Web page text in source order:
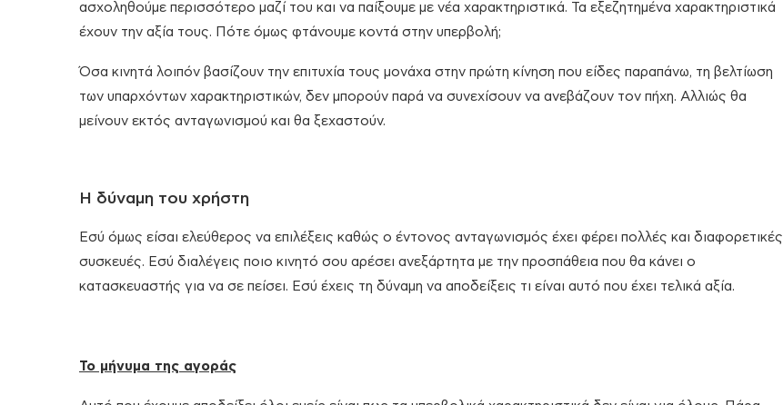
ασχοληθούμε περισσότερο μαζί του και να παίξουμε με νέα χαρακτηριστικά. Τα εξεζητημένα χαρακτηριστικά
έχουν την αξία τους. Πότε όμως φτάνουμε κοντά στην υπερβολή;
Όσα κινητά λοιπόν βασίζουν την επιτυχία τους μονάχα στην πρώτη κίνηση που είδες παραπάνω, τη βελτίωση
των υπαρχόντων χαρακτηριστικών, δεν μπορούν παρά να συνεχίσουν να ανεβάζουν τον πήχη. Αλλιώς θα
μείνουν εκτός ανταγωνισμού και θα ξεχαστούν.
Η δύναμη του χρήστη
Εσύ όμως είσαι ελεύθερος να επιλέξεις καθώς ο έντονος ανταγωνισμός έχει φέρει πολλές και διαφορετικές
συσκευές. Εσύ διαλέγεις ποιο κινητό σου αρέσει ανεξάρτητα με την προσπάθεια που θα κάνει ο
κατασκευαστής για να σε πείσει. Εσύ έχεις τη δύναμη να αποδείξεις τι είναι αυτό που έχει τελικά αξία.
Το μήνυμα της αγοράς